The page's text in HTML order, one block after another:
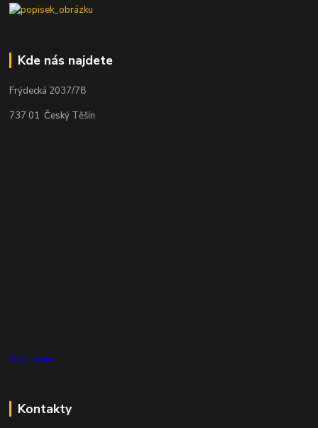
Kde nás najdete
Frýdecká 2037/78
737 01 Český Těšín
Zvětšit mapu
Kontakty